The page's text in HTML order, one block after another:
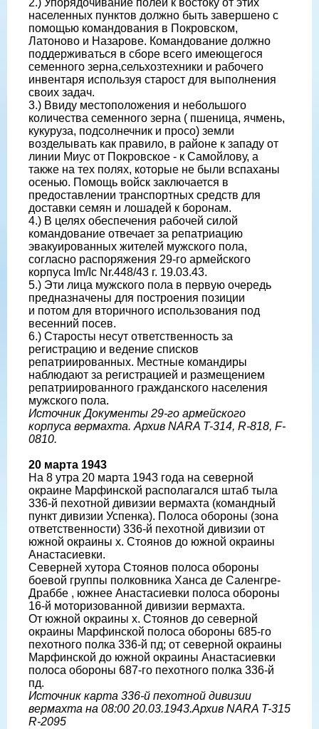
2.) Упорядочивание полей к востоку от этих
населенных пунктов должно быть завершено с
помощью командования в Покровском,
Латоново и Назарове. Командование должно
поддерживаться в сборе всего имеющегося
семенного зерна,сельхозтехники и рабочего
инвентаря используя старост для выполнения
своих задач.
3.) Ввиду местоположения и небольшого
количества семенного зерна ( пшеница, ячмень,
кукуруза, подсолнечник и просо) земли
возделывать как правило, в районе к западу от
линии Миус от Покровское - к Самойлову, а
также на тех полях, которые не были вспаханы
осенью. Помощь войск заключается в
предоставлении транспортных средств для
доставки семян и лошадей к боронам.
4.) В целях обеспечения рабочей силой
командование отвечает за репатриацию
эвакуированных жителей мужского пола,
согласно распоряжения 29-го армейского
корпуса Im/Ic Nr.448/43 г. 19.03.43.
5.) Эти лица мужского пола в первую очередь
предназначены для построения позиции
и потом для вторичного использования под
весенний посев.
6.) Старосты несут ответственность за
регистрацию и ведение списков
репатриированных. Местные командиры
наблюдают за регистрацией и размещением
репатриированного гражданского населения
мужского пола.
Источник Документы 29-го армейского
корпуса вермахта. Архив NARA T-314, R-818, F-
0810.
20 марта 1943
На 8 утра 20 марта 1943 года на северной
окраине Марфинской располагался штаб тыла
336-й пехотной дивизии вермахта (командный
пункт дивизии Успенка). Полоса обороны (зона
ответственности) 336-й пехотной дивизии от
южной окраины х. Стоянов до южной окраины
Анастасиевки.
Северней хутора Стоянов полоса обороны
боевой группы полковника Ханса де Саленгре-
Драббе , южнее Анастасиевки полоса обороны
16-й моторизованной дивизии вермахта.
От южной окраины х. Стоянов до северной
окраины Марфинской полоса обороны 685-го
пехотного полка 336-й пд; от северной окраины
Марфинской до южной окраины Анастасиевки
полоса обороны 687-го пехотного полка 336-й
пд.
Источник карта 336-й пехотной дивизии
вермахта на 08:00 20.03.1943.Архив NARA T-315
R-2095